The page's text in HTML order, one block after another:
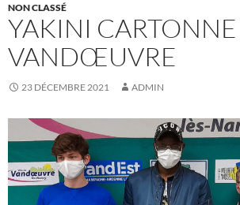
NON CLASSÉ
YAKINI
VANDŒUVRE
23 DÉCEMBRE 2021 ADMIN